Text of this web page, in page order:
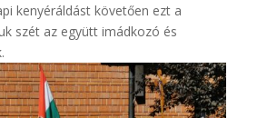
kenyéráldást követően ezt a
szét az együtt imádkozó és